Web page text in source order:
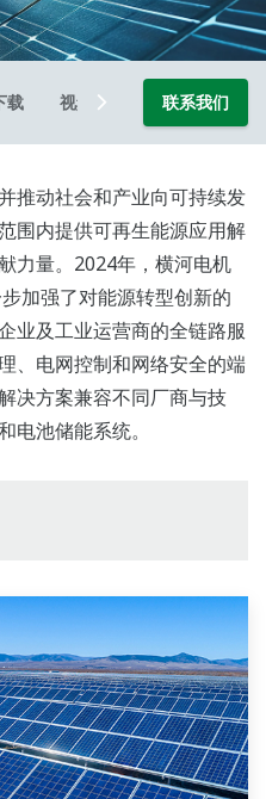
载 视频 联系我们
推动社会和产业向可持续发
围内提供可再生能源应用解
力量。2024年，横河电机
步加强了对能源转型创新的
业及工业运营商的全链路服
、电网控制和网络安全的端
决方案兼容不同厂商与技
电池储能系统。